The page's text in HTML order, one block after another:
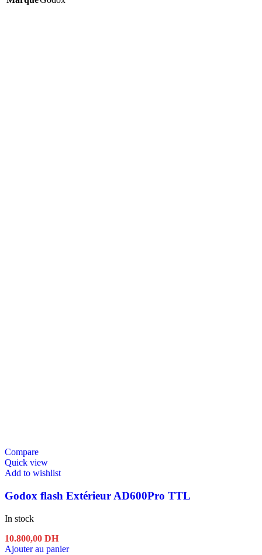
Compare
Quick view
Add to wishlist
Godox flash Extérieur AD600Pro TTL
In stock
10.800,00 DH
Ajouter au panier